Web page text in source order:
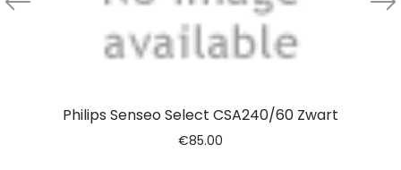
Philips Senseo Select CSA240/60 Zwart
€85.00